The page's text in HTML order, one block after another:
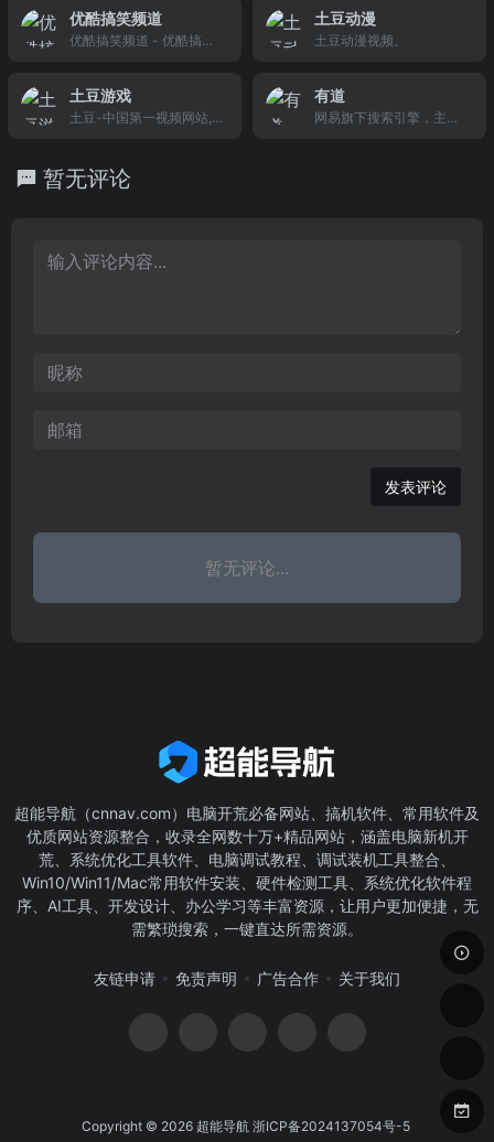
土豆原创，见证中国影像
未来！
你所想要的，超棒视听空
间！主要包括首页、新歌
大陆、港台、欧美、日
韩、音乐牛人、我是传奇
优酷搞笑频道
优酷搞笑频道 - 优酷搞笑
土豆动漫
土豆动漫视频。
土豆游戏
土豆-中国第一视频网站,
供视频播放,视频发布,视频
有道
网易旗下搜索引擎，主要
暂无评论
发表评论
暂无评论...
超能导航（cnnav.com）电脑开荒必备网站、搞机软件、常用软件及
优质网站资源整合，收录全网数十万+精品网站，涵盖电脑新机开
荒、系统优化工具软件、电脑调试教程、调试装机工具整合、
Win10/Win11/Mac常用软件安装、硬件检测工具、系统优化软件程
序、AI工具、开发设计、办公学习等丰富资源，让用户更加便捷，无
需繁琐搜索，一键直达所需资源。
友链申请 免责声明 广告合作 关于我们
Copyright © 2026 超能导航 浙ICP备2024137054号-5